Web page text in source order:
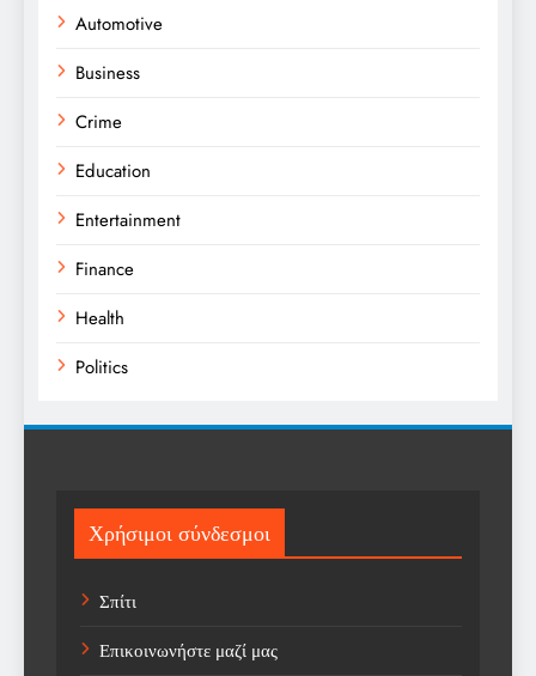
Automotive
Business
Crime
Education
Entertainment
Finance
Health
Politics
Sport
Sports
Technology
Trending
Χρήσιμοι σύνδεσμοι
Σπίτι
Επικοινωνήστε μαζί μας